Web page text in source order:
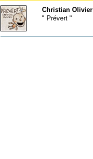
Christian Olivier
" Prévert "